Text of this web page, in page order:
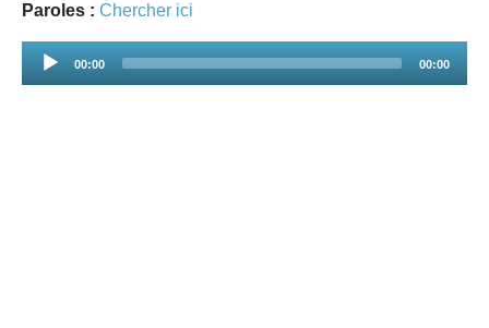
Paroles : Chercher ici
Audio
00:00 00:00